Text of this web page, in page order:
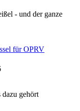
- und der ganze
für OPRV
dazu gehört